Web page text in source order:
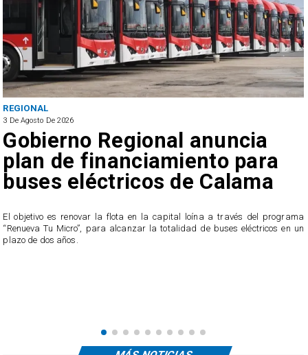
REGIONAL
3 De Agosto De 2026
Gobierno Regional anuncia
plan de financiamiento para
buses eléctricos de Calama
El objetivo es renovar la flota en la capital loína a través del programa
“Renueva Tu Micro”, para alcanzar la totalidad de buses eléctricos en un
plazo de dos años.